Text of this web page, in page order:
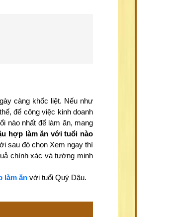
càng khốc liệt. Nếu như
để công việc kinh doanh
nào nhất để làm ăn, mang
hợp làm ăn với tuổi nào
sau đó chọn Xem ngay thì
chính xác và tường minh
làm ăn với tuổi Quý Dậu.